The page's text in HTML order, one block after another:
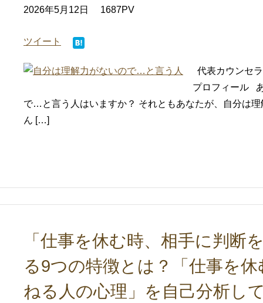
2026年5月12日 1687PV
ツイート
代表カウンセ
プロフィール
で…と言う人はいますか？ それともあなたが、自分は
ん […]
「仕事を休む時、相手に判断
る9つの特徴とは？「仕事を
ねる人の心理」を自己分析し